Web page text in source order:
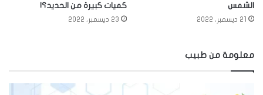
الشمس
21 ديسمبر، 2022
كميات كبيرة من الحديد؟!
23 ديسمبر، 2022
معلومة من طبيب